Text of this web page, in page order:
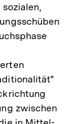
zwischen